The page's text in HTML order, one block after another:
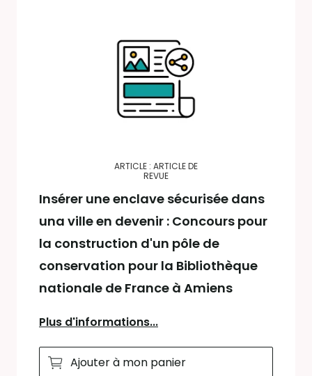
ARTICLE : ARTICLE DE
REVUE
Insérer une enclave sécurisée dans
una ville en devenir : Concours pour
la construction d'un pôle de
conservation pour la Bibliothèque
nationale de France à Amiens
Plus d'informations...
Ajouter à mon panier